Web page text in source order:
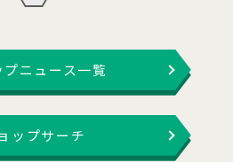
プニュース一覧
ップサーチ